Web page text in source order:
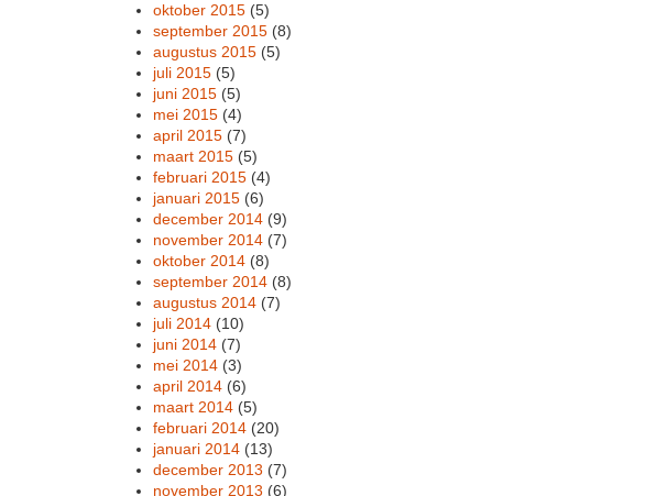
oktober 2015 (5)
september 2015 (8)
augustus 2015 (5)
juli 2015 (5)
juni 2015 (5)
mei 2015 (4)
april 2015 (7)
maart 2015 (5)
februari 2015 (4)
januari 2015 (6)
december 2014 (9)
november 2014 (7)
oktober 2014 (8)
september 2014 (8)
augustus 2014 (7)
juli 2014 (10)
juni 2014 (7)
mei 2014 (3)
april 2014 (6)
maart 2014 (5)
februari 2014 (20)
januari 2014 (13)
december 2013 (7)
november 2013 (6)